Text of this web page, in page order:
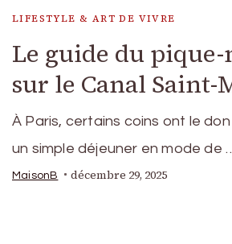
LIFESTYLE & ART DE VIVRE
Le guide du
sur le Canal
À Paris, certains coins ont le
un simple déjeuner en mode de
MaisonB décembre 29, 2025